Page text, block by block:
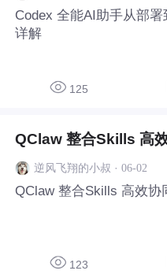
Codex 全能AI助手从部
详解
125
QClaw 整合Skills 高
逆风飞翔的小叔 · 06-02
QClaw 整合Skills 高效协
123